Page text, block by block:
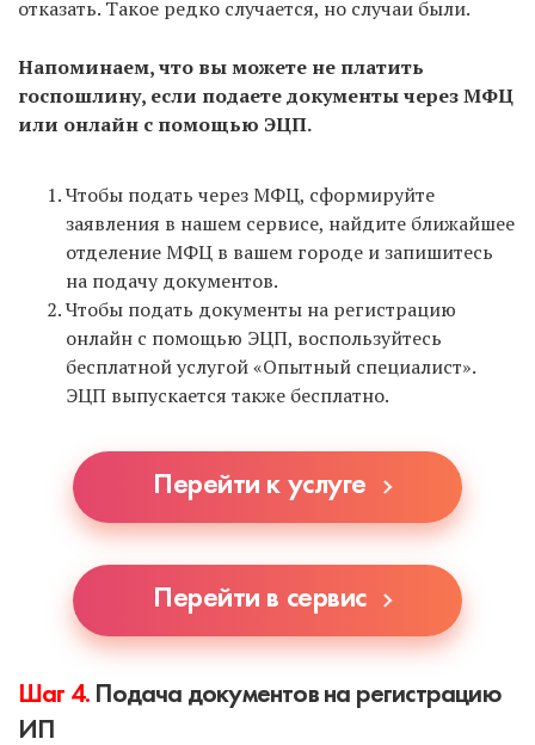
отказать. Такое редко случается, но случаи были.
Напоминаем, что вы можете не платить
госпошлину, если подаете документы через МФЦ
или онлайн с помощью ЭЦП.
Чтобы подать через МФЦ, сформируйте
заявления в нашем сервисе, найдите ближайшее
отделение МФЦ в вашем городе и запишитесь
на подачу документов.
Чтобы подать документы на регистрацию
онлайн с помощью ЭЦП, воспользуйтесь
бесплатной услугой «Опытный специалист».
ЭЦП выпускается также бесплатно.
Перейти к услуге
Перейти в сервис
Шаг 4. Подача документов на регистрацию
ИП